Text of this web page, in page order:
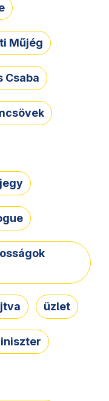
Műjég
Csaba
üzlet